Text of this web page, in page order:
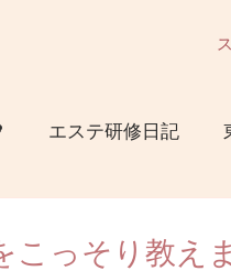
エステ研修日記
こっそり教え